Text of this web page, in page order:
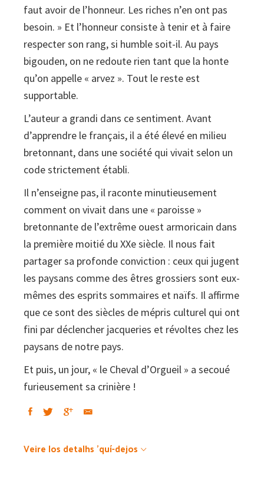
faut avoir de l’honneur. Les riches n’en ont pas
besoin. » Et l’honneur consiste à tenir et à faire
respecter son rang, si humble soit-il. Au pays
bigouden, on ne redoute rien tant que la honte
qu’on appelle « arvez ». Tout le reste est
supportable.
L’auteur a grandi dans ce sentiment. Avant
d’apprendre le français, il a été élevé en milieu
bretonnant, dans une société qui vivait selon un
code strictement établi.
Il n’enseigne pas, il raconte minutieusement
comment on vivait dans une « paroisse »
bretonnante de l’extrême ouest armoricain dans
la première moitié du XXe siècle. Il nous fait
partager sa profonde conviction : ceux qui jugent
les paysans comme des êtres grossiers sont eux-
mêmes des esprits sommaires et naïfs. Il affirme
que ce sont des siècles de mépris culturel qui ont
fini par déclencher jacqueries et révoltes chez les
paysans de notre pays.
Et puis, un jour, « le Cheval d’Orgueil » a secoué
furieusement sa crinière !
Veire los detalhs 'quí-dejos